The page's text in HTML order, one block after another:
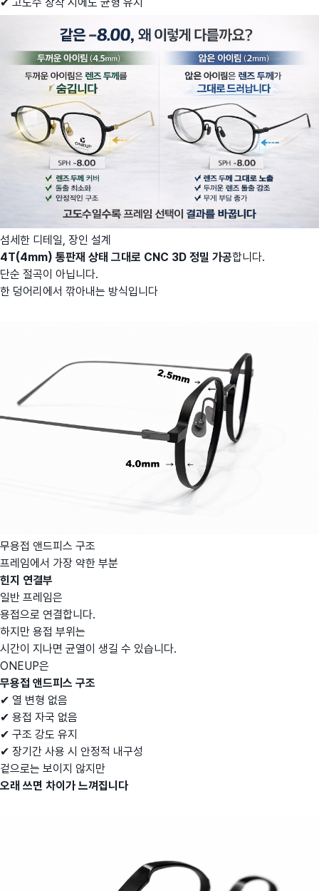
✔ 고도수 장착 시에도 균형 유지
섬세한 디테일, 장인 설계
4T(4mm) 통판재 상태 그대로 CNC 3D 정밀 가공합니다.
단순 절곡이 아닙니다.
한 덩어리에서 깎아내는 방식입니다
무용접 앤드피스 구조
프레임에서 가장 약한 부분
힌지 연결부
일반 프레임은
용접으로 연결합니다.
하지만 용접 부위는
시간이 지나면 균열이 생길 수 있습니다.
ONEUP은
무용접 앤드피스 구조
✔ 열 변형 없음
✔ 용접 자국 없음
✔ 구조 강도 유지
✔ 장기간 사용 시 안정적 내구성
겉으로는 보이지 않지만
오래 쓰면 차이가 느껴집니다